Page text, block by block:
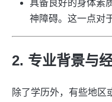
具备良好的身体素
神障碍。这一点对
2. 专业背景与
除了学历外，有些地区